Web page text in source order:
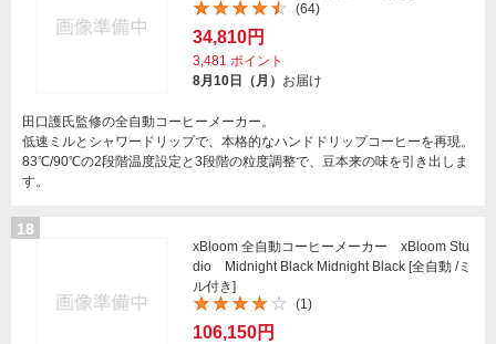
(64)
34,810円
3,481 ポイント
8月10日（月） お届け
田口護氏監修の全自動コーヒーメーカー。
低速ミルとシャワードリップで、本格的なハンドドリップコーヒーを再現。
83℃/90℃の2段階温度設定と3段階の粒度調整で、豆本来の味を引き出しま
す。
18
xBloom 全自動コーヒーメーカー xBloom Stu
dio Midnight Black Midnight Black [全自動 /ミ
ル付き]
(1)
106,150円